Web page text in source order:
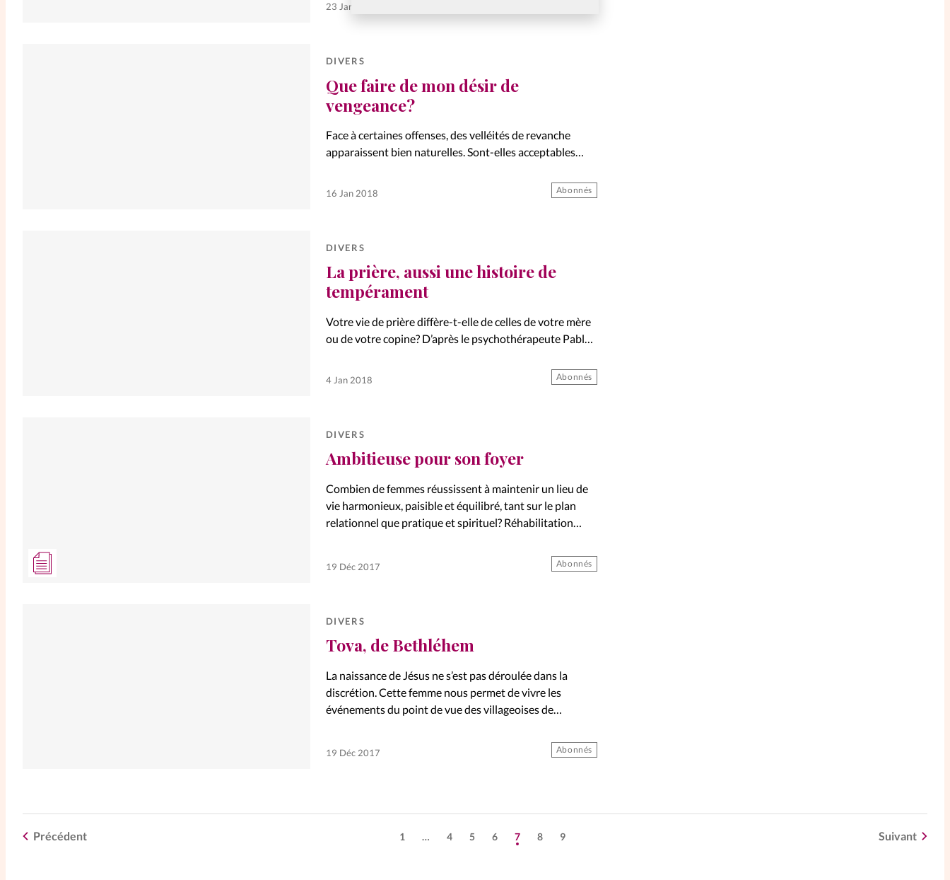
23 Jan 2018
DIVERS
Que faire de mon désir de
vengeance?
Face à certaines offenses, des velléités de revanche
apparaissent bien naturelles. Sont-elles acceptables
16 Jan 2018 Abonnés
DIVERS
La prière, aussi une histoire de
tempérament
Votre vie de prière diffère-t-elle de celles de votre mère
ou de votre copine? D’après le psychothérapeute Pablo
4 Jan 2018 Abonnés
DIVERS
Ambitieuse pour son foyer
Combien de femmes réussissent à maintenir un lieu de
vie harmonieux, paisible et équilibré, tant sur le plan
relationnel que pratique et spirituel? Réhabilitation
19 Déc 2017 Abonnés
DIVERS
Tova, de Bethléhem
La naissance de Jésus ne s’est pas déroulée dans la
discrétion. Cette femme nous permet de vivre les
événements du point de vue des villageoises de
19 Déc 2017 Abonnés
Précédent 1 … 4 5 6 7 8 9 Suivant